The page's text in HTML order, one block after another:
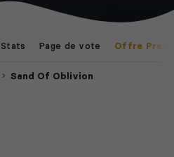
Stats Page de vote Offre
Sand Of Oblivion